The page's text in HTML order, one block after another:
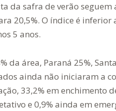
da safra de verão seguem
20,5%. O índice é inferior
5 anos.
da área, Paraná 25%,
ainda não iniciaram a
33,2% em enchimento
e 0,9% ainda em